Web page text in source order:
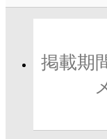
掲載期